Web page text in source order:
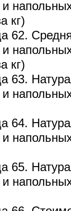
и
кг)
62.
и
кг)
63.
и
64.
и
65.
и